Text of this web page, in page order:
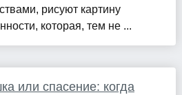
рисуют картину
которая, тем не ...
или спасение: когда